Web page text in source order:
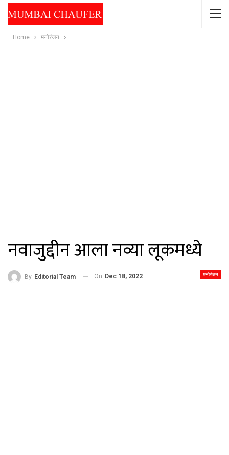
Home मनोरंजन
नवाजुद्दीन आला नव्या लूकमध्ये
मनोरंजन
By Editorial Team On Dec 18, 2022